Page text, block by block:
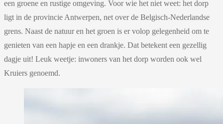
een groene en rustige omgeving. Voor wie het niet weet: het dorp
ligt in de provincie Antwerpen, net over de Belgisch-Nederlandse
grens. Naast de natuur en het groen is er volop gelegenheid om te
genieten van een hapje en een drankje. Dat betekent een gezellig
dagje uit! Leuk weetje: inwoners van het dorp worden ook wel
Kruiers genoemd.